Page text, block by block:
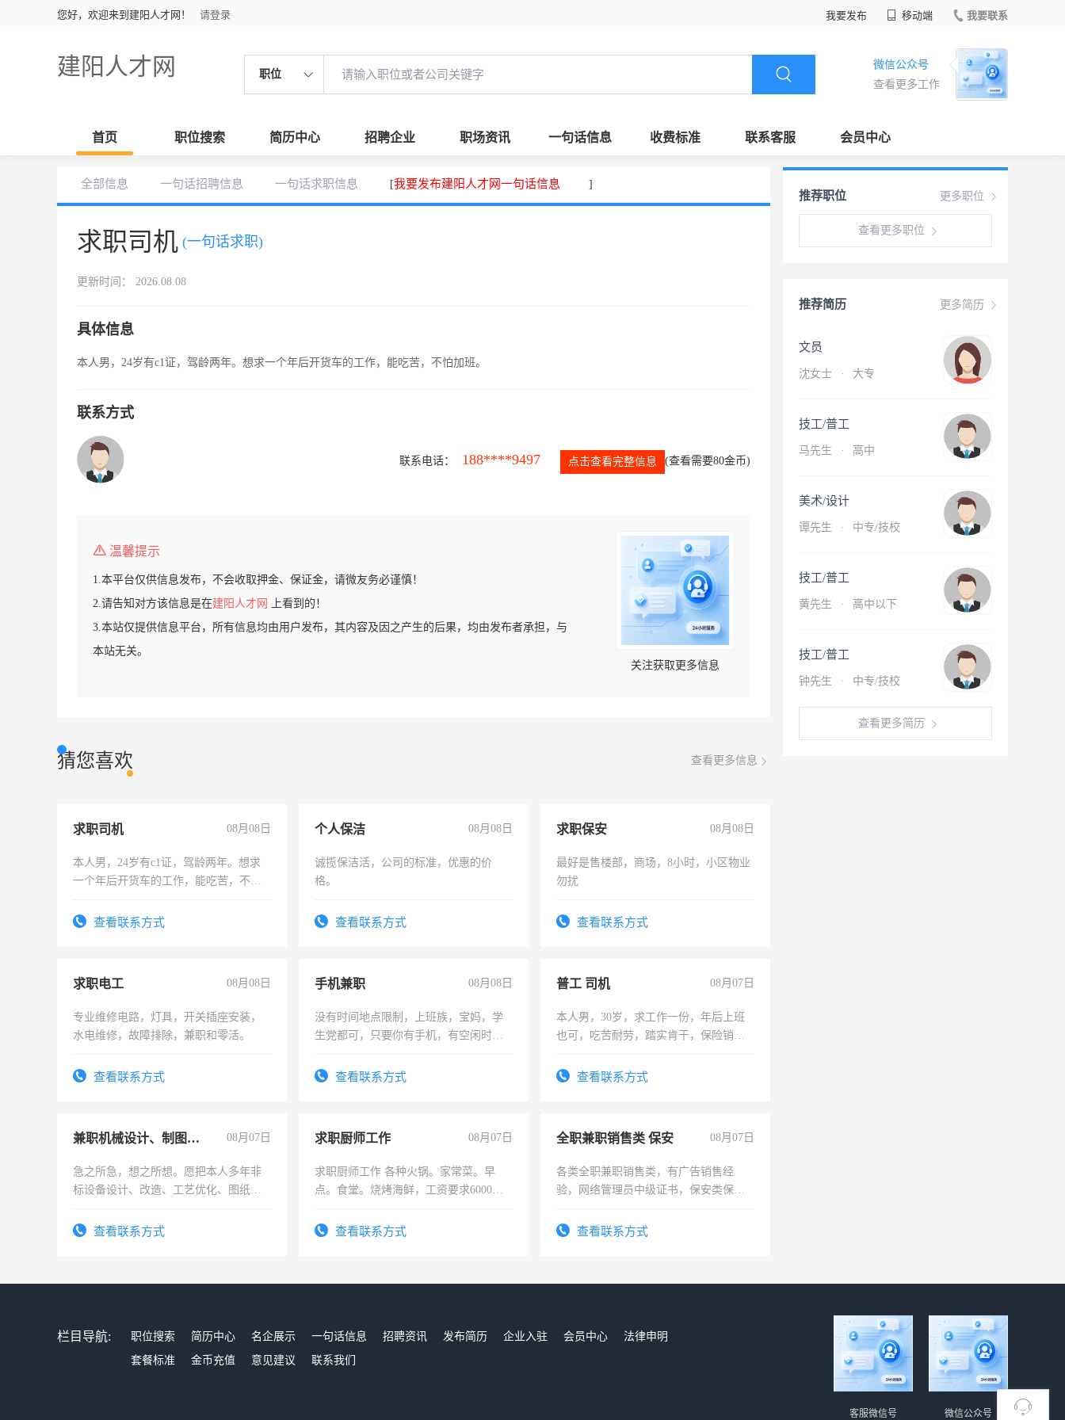
您好，欢迎来到建阳人才网！ 请登录 我要发布 移动端 我要联系
建阳人才网 职位
微信公众号
查看更多工作
首页 职位搜索 简历中心 招聘企业 职场资讯 一句话信息 收费标准 联系客服 会员中心
全部信息 一句话招聘信息 一句话求职信息 [我要发布建阳人才网一句话信息 ]
求职司机 (一句话求职)
更新时间： 2026.08.08
具体信息
本人男，24岁有c1证，驾龄两年。想求一个年后开货车的工作，能吃苦，不怕加班。
联系方式
联系电话： 188****9497 点击查看完整信息 (查看需要80金币)
温馨提示
1.本平台仅供信息发布，不会收取押金、保证金，请微友务必谨慎！
2.请告知对方该信息是在建阳人才网
上看到的！
3.本站仅提供信息平台，所有信息均由用户发布，其内容及因之产生的后果，均由发布者承担，与
本站无关。
关注获取更多信息
猜您喜欢 查看更多信息
求职司机 08月08日
本人男，24岁有c1证，驾龄两年。想求
一个年后开货车的工作，能吃苦，不怕
查看联系方式
个人保洁 08月08日
诚揽保洁活，公司的标准，优惠的价
格。
查看联系方式
求职保安 08月08日
最好是售楼部，商场，8小时，小区物业
勿扰
查看联系方式
求职电工 08月08日
专业维修电路，灯具，开关插座安装，
水电维修，故障排除，兼职和零活。
查看联系方式
手机兼职 08月08日
没有时间地点限制，上班族，宝妈，学
生党都可，只要你有手机，有空闲时
勤快的四五十，每天挣零花钱没问题！
查看联系方式
普工 司机 08月07日
本人男，30岁，求工作一份，年后上班
也可，吃苦耐劳，踏实肯干，保险销售
查看联系方式
兼职机械设计、制图、设备改造 08月07日
急之所急，想之所想。愿把本人多年非
标设备设计、改造、工艺优化、图纸制
结识有识之士，共享未来。
查看联系方式
求职厨师工作 08月07日
求职厨师工作 各种火锅。家常菜。早
点。食堂。烧烤海鲜，工资要求6000以
查看联系方式
全职兼职销售类 保安 08月07日
各类全职兼职销售类，有广告销售经
验，网络管理员中级证书，保安类保安
有高低压电工证和十几年工作经验
查看联系方式
更多职位
推荐职位
查看更多职位
更多简历
推荐简历
文员
沈女士 · 大专
技工/普工
马先生 · 高中
美术/设计
谭先生 · 中专/技校
技工/普工
黄先生 · 高中以下
技工/普工
钟先生 · 中专/技校
查看更多简历
栏目导航: 职位搜索 简历中心 名企展示 一句话信息 招聘资讯 发布简历 企业入驻 会员中心
法律申明
套餐标准
金币充值 意见建议 联系我们
微信公众号
客服微信号